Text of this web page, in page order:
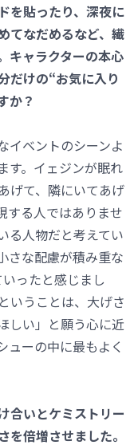
を貼ったり、深夜に
てなだめるなど、繊
キャラクターの本心
だけの“お気に入り
か？
イベントのシーンよ
す。イェジンが眠れ
げて、隣にいてあげ
する人ではありませ
る人物だと考えてい
さな配慮が積み重な
ったと感じまし
いうことは、大げさ
しい」と願う心に近
ューの中に最もよく
合いとケミストリー
を倍増させました。